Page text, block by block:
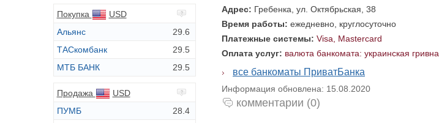
Покупка
USD
Альянс
29.6
ТАСкомбанк
29.5
МТБ БАНК
29.5
Продажа
USD
ПУМБ
28.4
Адрес: Гребенка, ул. Октябрьская, 38
Время работы: ежедневно, круглосуточно
Платежные системы: Visa, Mastercard
Оплата услуг: валюта банкомата: украинская гривна
все банкоматы ПриватБанка
Информация обновлена: 15.08.2020
комментарии (0)